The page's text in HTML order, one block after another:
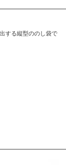
する縦型ののし袋で